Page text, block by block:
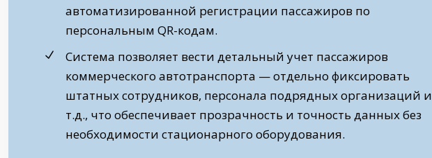
автоматизированной регистрации пассажиров по
персональным QR-кодам.
Система позволяет вести детальный учет пассажиров
коммерческого автотранспорта — отдельно фиксировать
штатных сотрудников, персонала подрядных организаций и
т.д., что обеспечивает прозрачность и точность данных без
необходимости стационарного оборудования.